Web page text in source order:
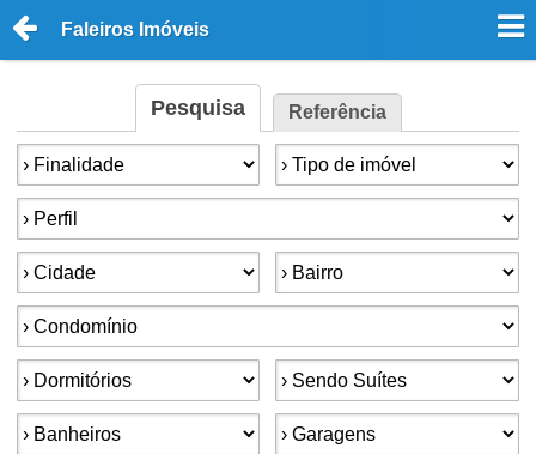
Faleiros Imóveis
Pesquisa Referência
Finalidade: Tipo de imóvel:
Perfil:
Cidade: Bairro:
Condomínios:
Dormitórios: Suítes:
Banheiros: Garagens: